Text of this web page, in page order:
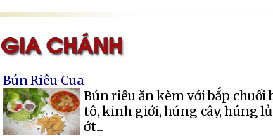
Bún Riêu Cua
Bún riêu ăn kèm với bắp chuối
tô, kinh giới, húng cây, húng
ớt...